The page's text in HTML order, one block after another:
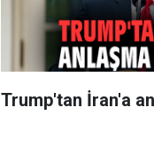
Trump'tan İran'a